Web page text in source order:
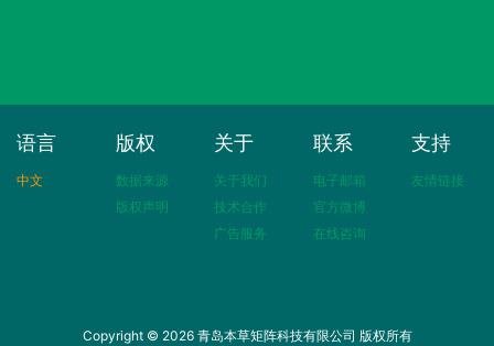
语言
中文
版权
数据来源
版权声明
关于
关于我们
技术合作
广告服务
联系
电子邮箱
官方微博
在线咨询
支持
友情链接
Copyright © 2026 青岛本草矩阵科技有限公司 版权所有